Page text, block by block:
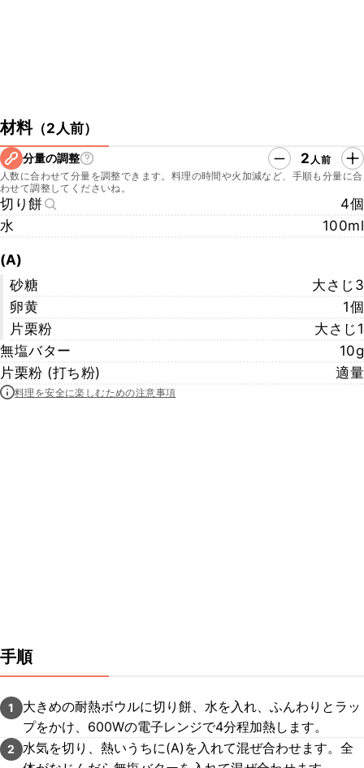
材料（2人前）
分量の調整 2 人前
人数に合わせて分量を調整できます。料理の時間や火加減など、手順も分量に合
わせて調整してくださいね。
切り餅
4個
水
100ml
(A)
砂糖
大さじ3
卵黄
1個
片栗粉
大さじ1
無塩バター
10g
片栗粉 (打ち粉)
適量
料理を安全に楽しむための注意事項
手順
1
大きめの耐熱ボウルに切り餅、水を入れ、ふんわりとラッ
プをかけ、600Wの電子レンジで4分程加熱します。
2
水気を切り、熱いうちに(A)を入れて混ぜ合わせます。全